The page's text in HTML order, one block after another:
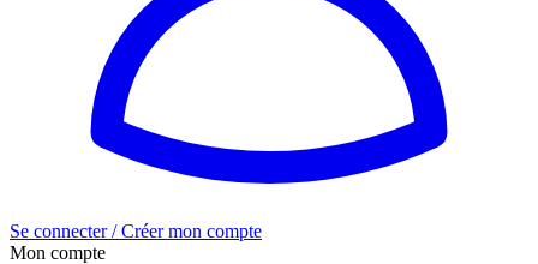
Se connecter / Créer mon compte
Mon compte